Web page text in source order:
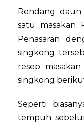
Rendang
satu masakan
Penasaran
singkong
resep
singkong
Seperti
tempuh